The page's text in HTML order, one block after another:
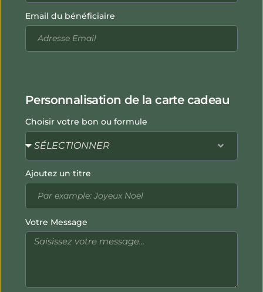
Email du bénéficiaire
Personnalisation de la carte cadeau
Choisir votre bon ou formule
Ajoutez un titre
Votre Message